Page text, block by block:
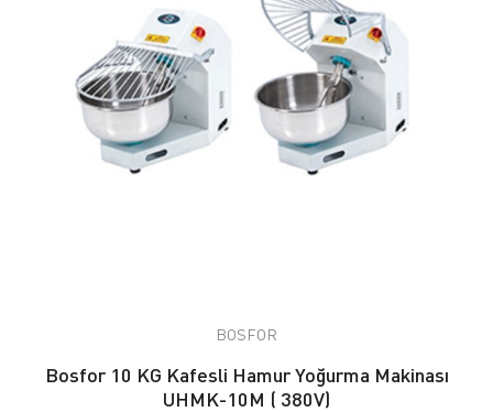
BOSFOR
Bosfor 10 KG Kafesli Hamur Yoğurma Makinası
UHMK-10M ( 380V)